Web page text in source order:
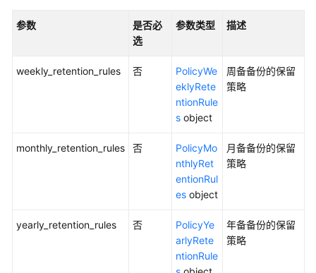
参数
是否必
选
参数类型 描述
weekly_retention_rules 否
PolicyWe
eklyRete
ntionRule
s object
周备备份的保留
策略
monthly_retention_rules 否
PolicyMo
nthlyRet
entionRul
es object
月备备份的保留
策略
yearly_retention_rules 否
PolicyYe
arlyRete
ntionRule
年备备份的保留
策略